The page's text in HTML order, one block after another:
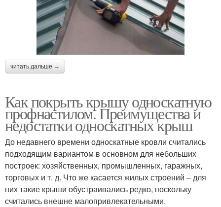
читать дальше →
Как покрыть крышу односкатную
профнастилом. Преимущества и
недостатки односкатных крыш
До недавнего времени односкатные кровли считались
подходящим вариантом в основном для небольших
построек: хозяйственных, промышленных, гаражных,
торговых и т. д. Что же касается жилых строений – для
них такие крыши обустраивались редко, поскольку
считались внешне малопривлекательными.